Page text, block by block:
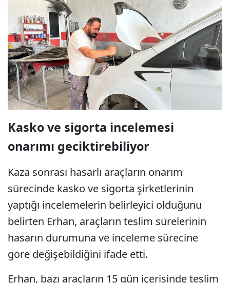
Kasko ve sigorta incelemesi
onarımı geciktirebiliyor
Kaza sonrası hasarlı araçların onarım
sürecinde kasko ve sigorta şirketlerinin
yaptığı incelemelerin belirleyici olduğunu
belirten Erhan, araçların teslim sürelerinin
hasarın durumuna ve inceleme sürecine
göre değişebildiğini ifade etti.
Erhan, bazı araçların 15 gün içerisinde teslim